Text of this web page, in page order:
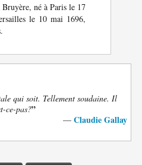
Bruyère, né à Paris le 17
le 10 mai 1696,
qui soit. Tellement soudaine. Il
ce-pas?”
— Claudie Gallay